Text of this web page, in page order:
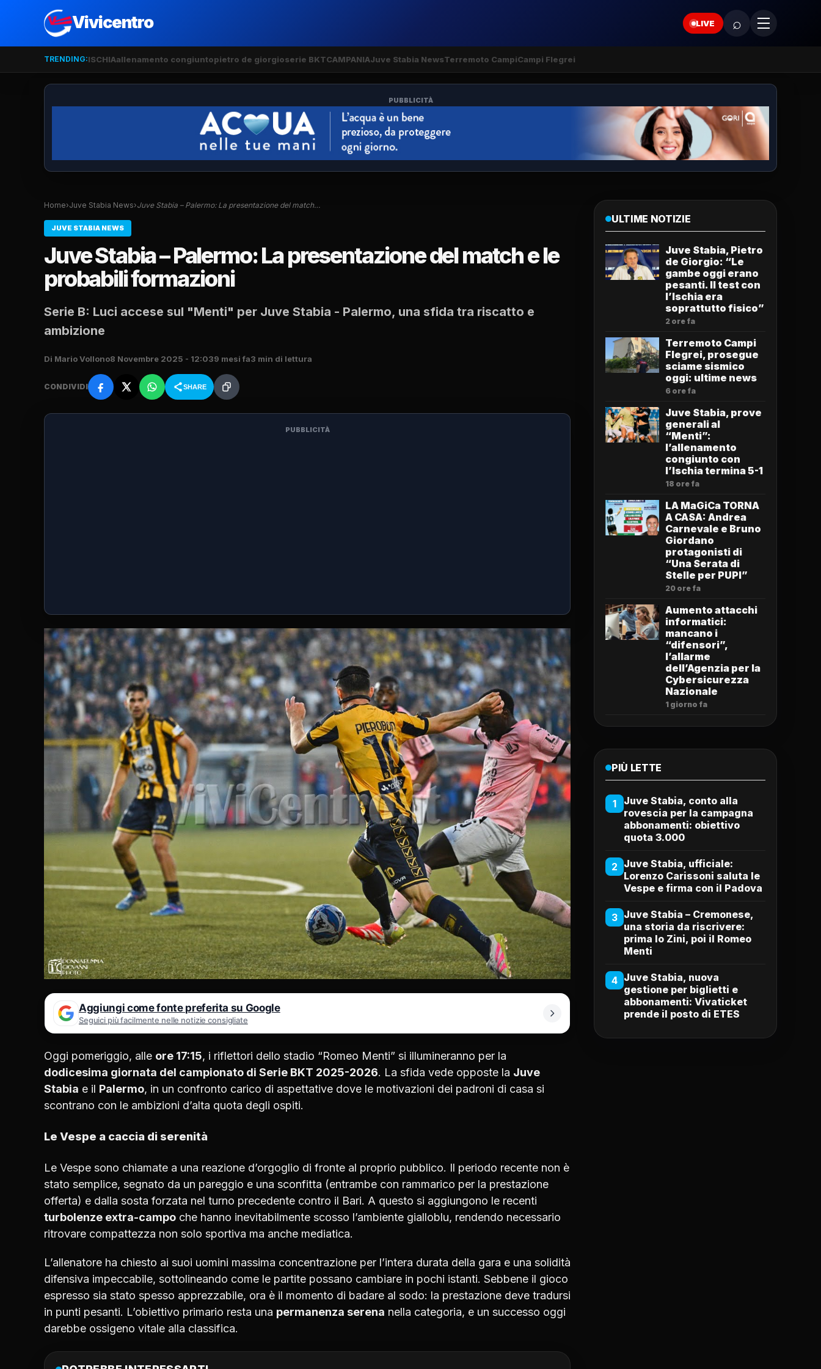
Vivicentro LIVE ⌕
TRENDING:ISCHIAallenamento congiuntopietro de giorgioserie BKTCAMPANIAJuve Stabia NewsTerremoto CampiCampi Flegrei
PUBBLICITÀ
Home›Juve Stabia News›Juve Stabia – Palermo: La presentazione del match…
JUVE STABIA NEWS
Juve Stabia – Palermo: La presentazione del match e le
probabili formazioni
Serie B: Luci accese sul "Menti" per Juve Stabia - Palermo, una sfida tra riscatto e
ambizione
Di Mario Vollono8 Novembre 2025 - 12:039 mesi fa3 min di lettura
CONDIVIDI SHARE
PUBBLICITÀ
Aggiungi come fonte preferita su Google
Seguici più facilmente nelle notizie consigliate
Oggi pomeriggio, alle ore 17:15, i riflettori dello stadio “Romeo Menti” si illumineranno per la
dodicesima giornata del campionato di Serie BKT 2025-2026. La sfida vede opposte la Juve
Stabia e il Palermo, in un confronto carico di aspettative dove le motivazioni dei padroni di casa si
scontrano con le ambizioni d’alta quota degli ospiti.
Le Vespe a caccia di serenità
Le Vespe sono chiamate a una reazione d’orgoglio di fronte al proprio pubblico. Il periodo recente non è
stato semplice, segnato da un pareggio e una sconfitta (entrambe con rammarico per la prestazione
offerta) e dalla sosta forzata nel turno precedente contro il Bari. A questo si aggiungono le recenti
turbolenze extra-campo che hanno inevitabilmente scosso l’ambiente gialloblu, rendendo necessario
ritrovare compattezza non solo sportiva ma anche mediatica.
L’allenatore ha chiesto ai suoi uomini massima concentrazione per l’intera durata della gara e una solidità
difensiva impeccabile, sottolineando come le partite possano cambiare in pochi istanti. Sebbene il gioco
espresso sia stato spesso apprezzabile, ora è il momento di badare al sodo: la prestazione deve tradursi
in punti pesanti. L’obiettivo primario resta una permanenza serena nella categoria, e un successo oggi
darebbe ossigeno vitale alla classifica.
ULTIME NOTIZIE
Juve Stabia, Pietro
de Giorgio: “Le
gambe oggi erano
pesanti. Il test con
l’Ischia era
soprattutto fisico”
2 ore fa
Terremoto Campi
Flegrei, prosegue
sciame sismico
oggi: ultime news
6 ore fa
Juve Stabia, prove
generali al
“Menti”:
l’allenamento
congiunto con
l’Ischia termina 5-1
18 ore fa
LA MaGiCa TORNA
A CASA: Andrea
Carnevale e Bruno
Giordano
protagonisti di
“Una Serata di
Stelle per PUPI”
20 ore fa
Aumento attacchi
informatici:
mancano i
“difensori”,
l’allarme
dell’Agenzia per la
Cybersicurezza
Nazionale
1 giorno fa
PIÙ LETTE
1
Juve Stabia, conto alla
rovescia per la campagna
abbonamenti: obiettivo
quota 3.000
2 Juve Stabia, ufficiale:
Lorenzo Carissoni saluta le
Vespe e firma con il Padova
3 Juve Stabia – Cremonese,
una storia da riscrivere:
prima lo Zini, poi il Romeo
Menti
4 Juve Stabia, nuova
gestione per biglietti e
abbonamenti: Vivaticket
prende il posto di ETES